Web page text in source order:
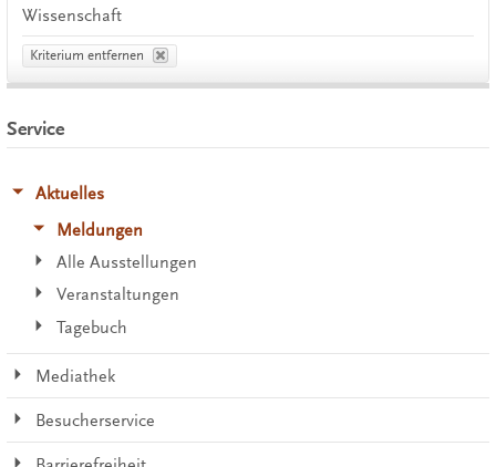
Wissenschaft
Kriterium entfernen
Service
Aktuelles
Meldungen
Alle Ausstellungen
Veranstaltungen
Tagebuch
Mediathek
Besucherservice